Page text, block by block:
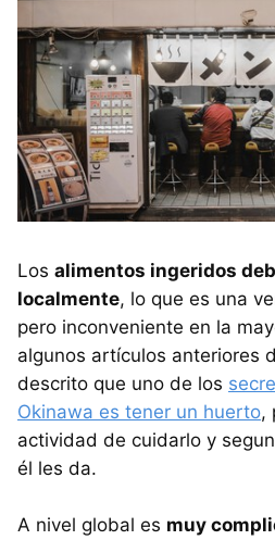
Los alimentos ingeridos
localmente, lo que es una
pero inconveniente en la
algunos artículos anteriores
descrito que uno de los
Okinawa es tener un huerto,
actividad de cuidarlo y
él les da.
A nivel global es muy